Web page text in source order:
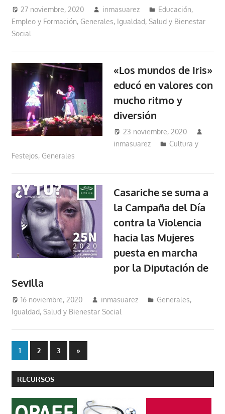
27 noviembre, 2020 inmasuarez
Educación,
Empleo y Formación, Generales, Igualdad, Salud y Bienestar
Social
«Los mundos de Iris»
educó en valores con
mucho ritmo y
diversión
23 noviembre, 2020
inmasuarez
Cultura y
Festejos, Generales
Casariche se suma a
la Campaña del Día
contra la Violencia
hacia las Mujeres
puesta en marcha
por la Diputación de
Sevilla
16 noviembre, 2020 inmasuarez Generales,
Igualdad, Salud y Bienestar Social
Paginación
de
entradas
1 2 3
Entradas
siguientes
»
RECURSOS